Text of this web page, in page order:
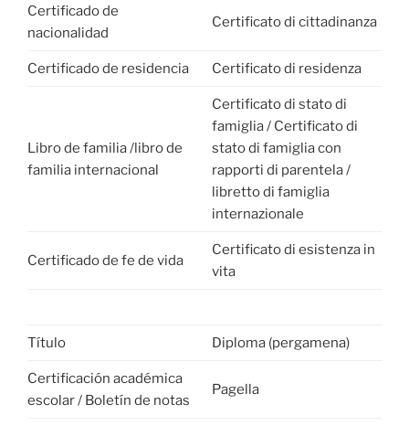
Certificado de
nacionalidad
Certificato di cittadinanza
Certificado de residencia Certificato di residenza
Libro de familia /libro de
familia internacional
Certificato di stato di
famiglia / Certificato di
stato di famiglia con
rapporti di parentela /
libretto di famiglia
internazionale
Certificado de fe de vida
Certificato di esistenza in
vita
Título Diploma (pergamena)
Certificación académica
escolar / Boletín de notas
Pagella